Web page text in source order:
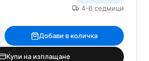
4-6 седмици
Добави в количка
Купи на изплащане